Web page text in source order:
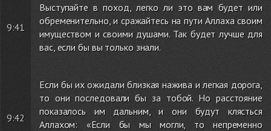
9:41
Выступайте в поход, легко ли это вам будет или
обременительно, и сражайтесь на пути Аллаха своим
имуществом и своими душами. Так будет лучше для
вас, если бы вы только знали.
9:42
Если бы их ожидали близкая нажива и легкая дорога,
то они последовали бы за тобой. Но расстояние
показалось им дальним, и они будут клясться
Аллахом: «Если бы мы могли, то непременно